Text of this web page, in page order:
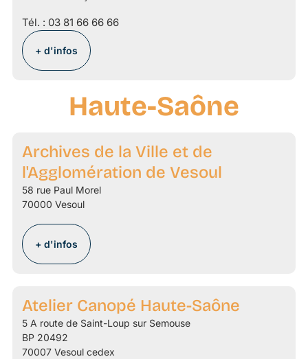
Tél. : 03 81 66 66 66
+ d'infos
Haute-Saône
Archives de la Ville et de
l'Agglomération de Vesoul
58 rue Paul Morel
70000 Vesoul
+ d'infos
Atelier Canopé Haute-Saône
5 A route de Saint-Loup sur Semouse
BP 20492
70007 Vesoul cedex